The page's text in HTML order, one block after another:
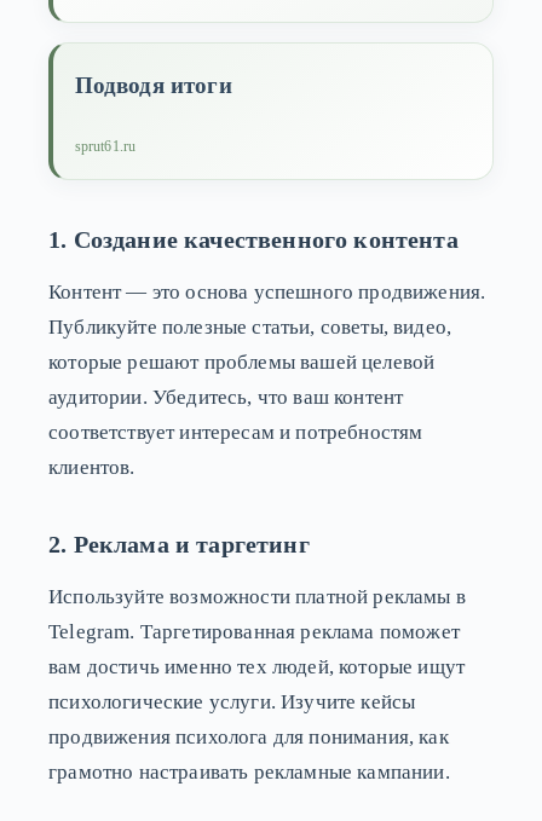
Подводя итоги
sprut61.ru
1. Создание качественного контента
Контент — это основа успешного продвижения.
Публикуйте полезные статьи, советы, видео,
которые решают проблемы вашей целевой
аудитории. Убедитесь, что ваш контент
соответствует интересам и потребностям
клиентов.
2. Реклама и таргетинг
Используйте возможности платной рекламы в
Telegram. Таргетированная реклама поможет
вам достичь именно тех людей, которые ищут
психологические услуги. Изучите кейсы
продвижения психолога для понимания, как
грамотно настраивать рекламные кампании.